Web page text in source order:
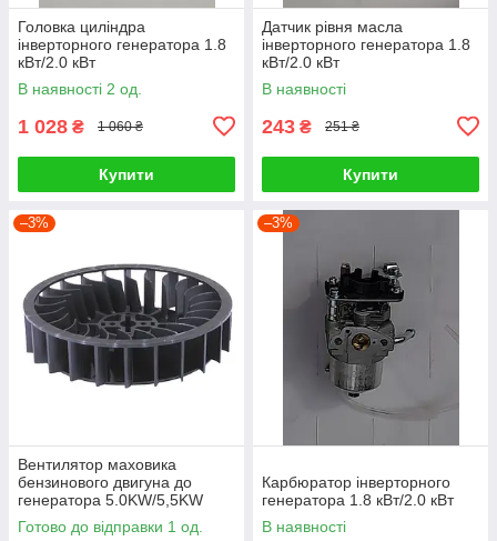
Головка циліндра
інверторного генератора 1.8
кВт/2.0 кВт
В наявності 2 од.
1 028 ₴ 1 060 ₴
Купити
Датчик рівня масла
інверторного генератора 1.8
кВт/2.0 кВт
В наявності
243 ₴ 251 ₴
Купити
–3%
Вентилятор маховика
бензинового двигуна до
генератора 5.0KW/5,5KW
Готово до відправки 1 од.
–3%
Карбюратор інверторного
генератора 1.8 кВт/2.0 кВт
В наявності